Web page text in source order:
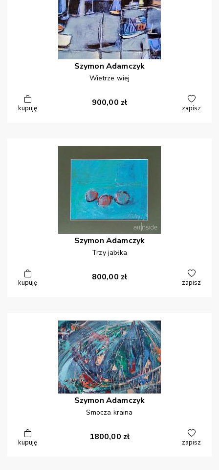
Szymon Adamczyk
Wietrze wiej
kupuję
900,00 zł
zapisz
Szymon Adamczyk
Trzy jabłka
kupuję
800,00 zł
zapisz
Szymon Adamczyk
Smocza kraina
kupuję
1800,00 zł
zapisz